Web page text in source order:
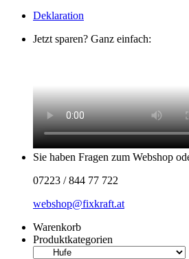
Deklaration
Jetzt sparen? Ganz einfach:
Sie haben Fragen zum Webshop
07223 / 844 77 722
webshop@fixkraft.at
Warenkorb
Produktkategorien